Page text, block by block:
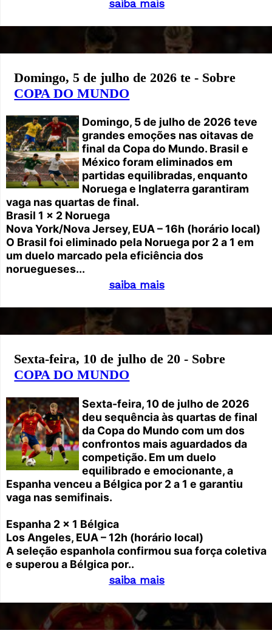
saiba mais
Domingo, 5 de julho de 2026 te - Sobre
COPA DO MUNDO
Domingo, 5 de julho de 2026 teve
grandes emoções nas oitavas de
final da Copa do Mundo. Brasil e
México foram eliminados em
partidas equilibradas, enquanto
Noruega e Inglaterra garantiram
vaga nas quartas de final.
Brasil 1 x 2 Noruega
Nova York/Nova Jersey, EUA – 16h (horário local)
O Brasil foi eliminado pela Noruega por 2 a 1 em
um duelo marcado pela eficiência dos
noruegueses...
saiba mais
Sexta-feira, 10 de julho de 20 - Sobre
COPA DO MUNDO
Sexta-feira, 10 de julho de 2026
deu sequência às quartas de final
da Copa do Mundo com um dos
confrontos mais aguardados da
competição. Em um duelo
equilibrado e emocionante, a
Espanha venceu a Bélgica por 2 a 1 e garantiu
vaga nas semifinais.
Espanha 2 x 1 Bélgica
Los Angeles, EUA – 12h (horário local)
A seleção espanhola confirmou sua força coletiva
e superou a Bélgica por..
saiba mais